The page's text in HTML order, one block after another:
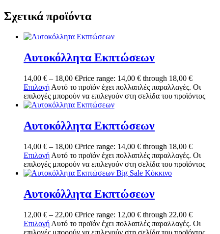
Σχετικά προϊόντα
Αυτοκόλλητα Εκπτώσεων
14,00 € – 18,00 €Price range: 14,00 € through 18,00 €
Επιλογή Αυτό το προϊόν έχει πολλαπλές παραλλαγές. Οι
επιλογές μπορούν να επιλεγούν στη σελίδα του προϊόντος
Αυτοκόλλητα Εκπτώσεων
14,00 € – 18,00 €Price range: 14,00 € through 18,00 €
Επιλογή Αυτό το προϊόν έχει πολλαπλές παραλλαγές. Οι
επιλογές μπορούν να επιλεγούν στη σελίδα του προϊόντος
Αυτοκόλλητα Εκπτώσεων
12,00 € – 22,00 €Price range: 12,00 € through 22,00 €
Επιλογή Αυτό το προϊόν έχει πολλαπλές παραλλαγές. Οι
επιλογές μπορούν να επιλεγούν στη σελίδα του προϊόντος